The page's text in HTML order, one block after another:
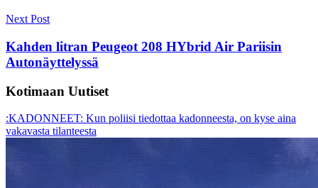
Next Post
Kahden litran Peugeot 208 HYbrid Air Pariisin
Autonäyttelyssä
Kotimaan Uutiset
:KADONNEET: Kun poliisi tiedottaa kadonneesta, on kyse aina
vakavasta tilanteesta